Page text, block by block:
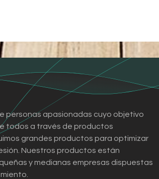
personas apasionadas cuyo objetivo
todos a través de productos
grandes productos para optimizar
Nuestros productos están
y medianas empresas dispuestas